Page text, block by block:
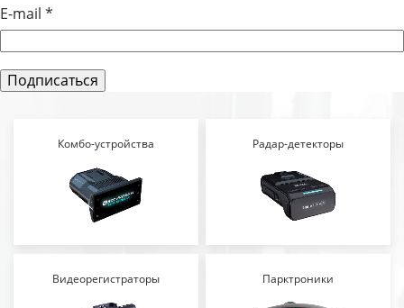
E-mail *
Комбо-устройства Радар-детекторы
Видеорегистраторы Парктроники